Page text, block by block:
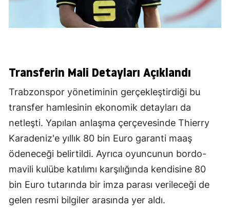
Transferin Mali Detayları Açıklandı
Trabzonspor yönetiminin gerçekleştirdiği bu
transfer hamlesinin ekonomik detayları da
netleşti. Yapılan anlaşma çerçevesinde Thierry
Karadeniz'e yıllık 80 bin Euro garanti maaş
ödeneceği belirtildi. Ayrıca oyuncunun bordo-
mavili kulübe katılımı karşılığında kendisine 80
bin Euro tutarında bir imza parası verileceği de
gelen resmi bilgiler arasında yer aldı.